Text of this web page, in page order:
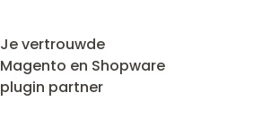
Je vertrouwde
Magento en Shopware
plugin partner